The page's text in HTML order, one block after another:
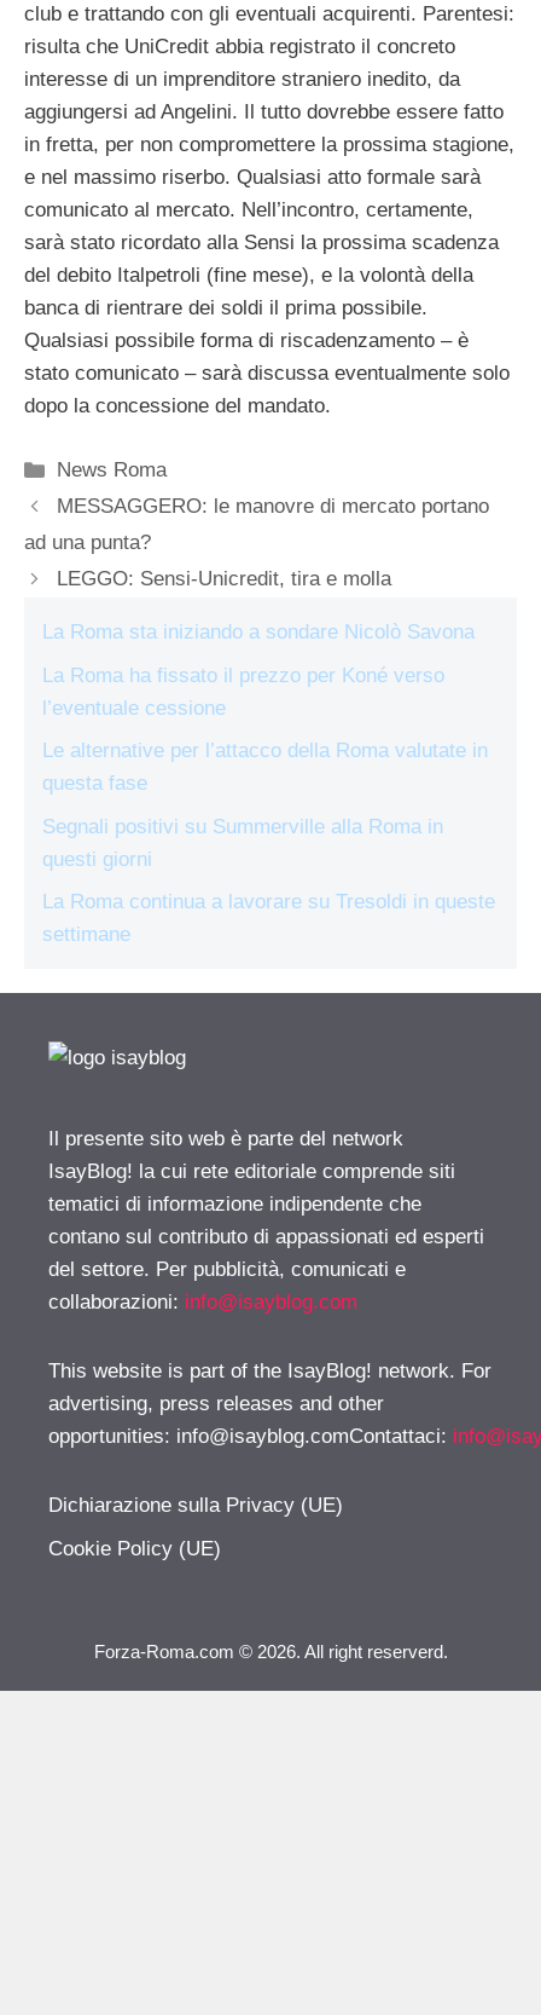
club e trattando con gli eventuali acquirenti. Parentesi:
risulta che UniCredit abbia registrato il concreto
interesse di un imprenditore straniero inedito, da
aggiungersi ad Angelini. Il tutto dovrebbe essere fatto
in fretta, per non compromettere la prossima stagione,
e nel massimo riserbo. Qualsiasi atto formale sarà
comunicato al mercato. Nell’incontro, certamente,
sarà stato ricordato alla Sensi la prossima scadenza
del debito Italpetroli (fine mese), e la volontà della
banca di rientrare dei soldi il prima possibile.
Qualsiasi possibile forma di riscadenzamento – è
stato comunicato – sarà discussa eventualmente solo
dopo la concessione del mandato.
Categorie
News Roma
MESSAGGERO: le manovre di mercato portano
ad una punta?
LEGGO: Sensi-Unicredit, tira e molla
La Roma sta iniziando a sondare Nicolò Savona
La Roma ha fissato il prezzo per Koné verso
l’eventuale cessione
Le alternative per l’attacco della Roma valutate in
questa fase
Segnali positivi su Summerville alla Roma in
questi giorni
La Roma continua a lavorare su Tresoldi in queste
settimane
Il presente sito web è parte del network
IsayBlog! la cui rete editoriale comprende siti
tematici di informazione indipendente che
contano sul contributo di appassionati ed esperti
del settore. Per pubblicità, comunicati e
collaborazioni: info@isayblog.com
This website is part of the IsayBlog! network. For
advertising, press releases and other
opportunities: info@isayblog.comContattaci:
Dichiarazione sulla Privacy (UE)
Cookie Policy (UE)
Forza-Roma.com © 2026. All right reserverd.